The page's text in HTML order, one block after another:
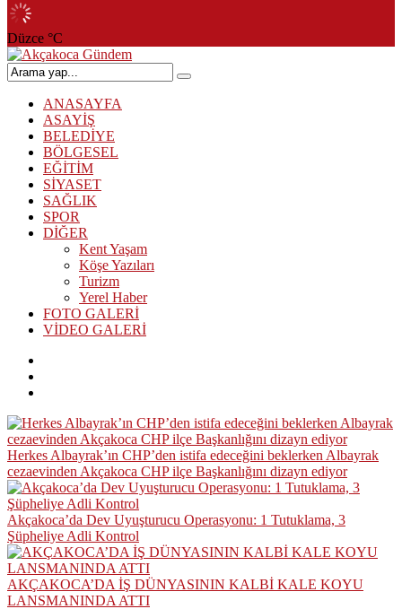
Düzce °C
ANASAYFA
ASAYİŞ
BELEDİYE
BÖLGESEL
EĞİTİM
SİYASET
SAĞLIK
SPOR
DİĞER
Kent Yaşam
Köşe Yazıları
Turizm
Yerel Haber
FOTO GALERİ
VİDEO GALERİ
Herkes Albayrak’ın CHP’den istifa edeceğini beklerken Albayrak
cezaevinden Akçakoca CHP ilçe Başkanlığını dizayn ediyor
Akçakoca’da Dev Uyuşturucu Operasyonu: 1 Tutuklama, 3
Şüpheliye Adli Kontrol
AKÇAKOCA’DA İŞ DÜNYASININ KALBİ KALE KOYU
LANSMANINDA ATTI